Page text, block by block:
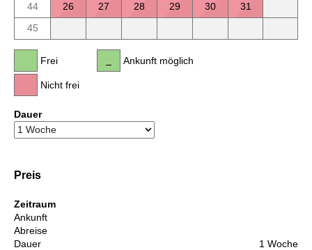
44
26 27 28 29 30
31
45
Frei
Nicht frei
Ankunft möglich
Dauer
Preis
Zeitraum
Ankunft
Abreise
Dauer
1 Woche